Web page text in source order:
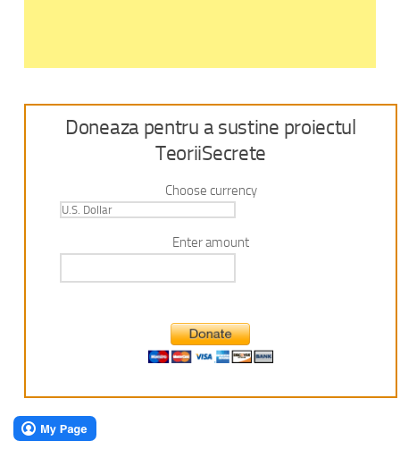
Doneaza pentru a sustine proiectul
TeoriiSecrete
Choose currency
Enter amount